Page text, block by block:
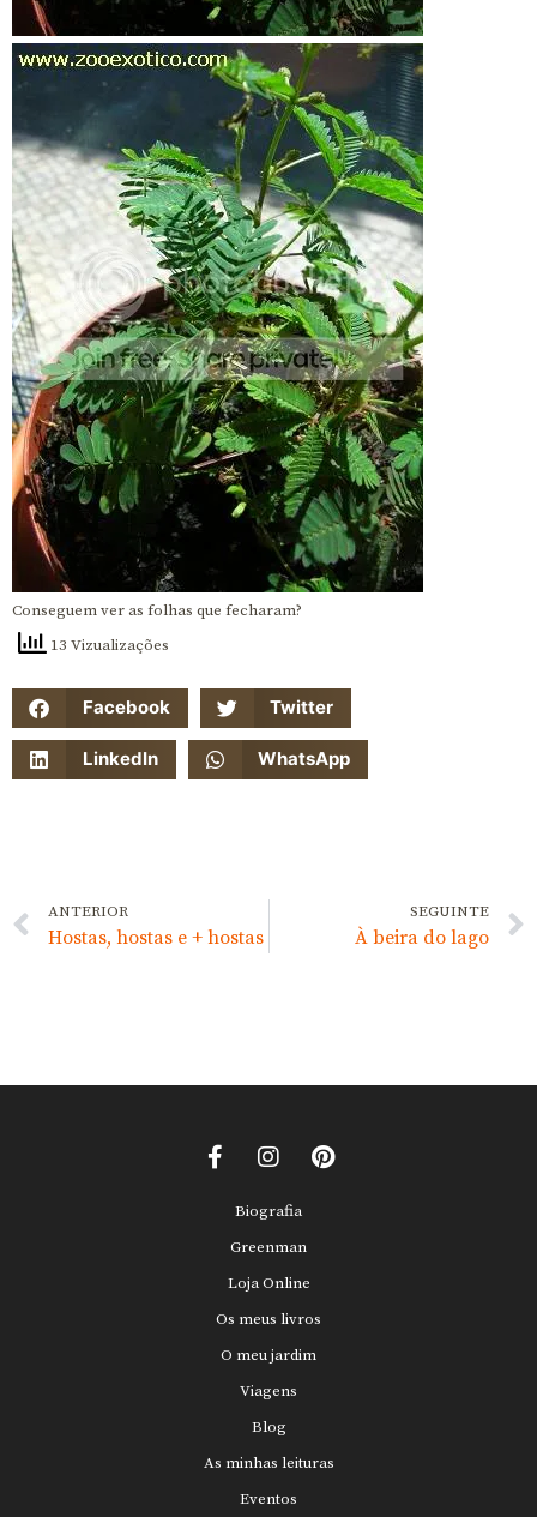
Conseguem ver as folhas que fecharam?
13 Vizualizações
Facebook Twitter
LinkedIn WhatsApp
ANTERIOR
Hostas, hostas e + hostas
SEGUINTE
À beira do lago
Biografia
Greenman
Loja Online
Os meus livros
O meu jardim
Viagens
Blog
As minhas leituras
Eventos